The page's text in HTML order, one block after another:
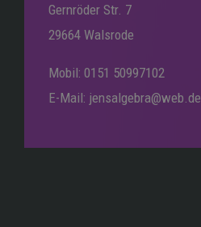
Gernröder Str. 7
29664 Walsrode
Mobil: 0151 50997102
E-Mail: jensalgebra@web.de